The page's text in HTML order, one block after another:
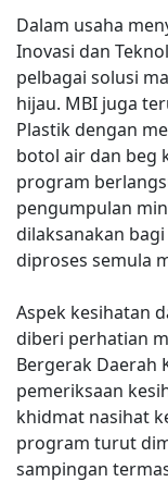
Dalam usaha
Inovasi dan
pelbagai solusi
hijau. MBI juga
Plastik dengan
botol air dan beg
program
pengumpulan
dilaksanakan
diproses semula
Aspek kesihatan
diberi perhatian
Bergerak Daerah
pemeriksaan
khidmat nasihat
program turut
sampingan